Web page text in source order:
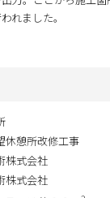
れました。
休憩所改修工事
株式会社
株式会社